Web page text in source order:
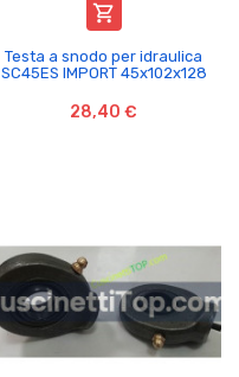

Testa a snodo per idraulica
SC45ES IMPORT 45x102x128
28,40 €